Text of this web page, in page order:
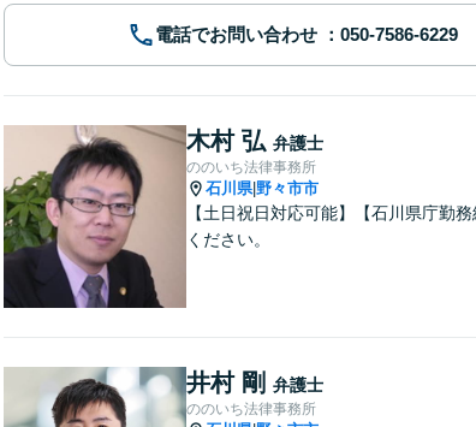
電話でお問い合わせ
木村 弘 弁護士
ののいち法律事務所
石川県| 野々市市
【土日祝日対応可能】【石川県庁勤
ください。
井村 剛 弁護士
ののいち法律事務所